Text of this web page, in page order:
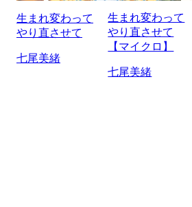
生まれ変わって
やり直させて
七尾美緒
生まれ変わって
やり直させて
【マイクロ】
七尾美緒